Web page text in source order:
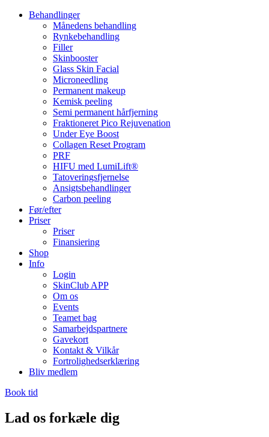
Behandlinger
Månedens behandling
Rynkebehandling
Filler
Skinbooster
Glass Skin Facial
Microneedling
Permanent makeup
Kemisk peeling
Semi permanent hårfjerning
Fraktioneret Pico Rejuvenation
Under Eye Boost
Collagen Reset Program
PRF
HIFU med LumiLift®
Tatoveringsfjernelse
Ansigtsbehandlinger
Carbon peeling
Før/efter
Priser
Priser
Finansiering
Shop
Info
Login
SkinClub APP
Om os
Events
Teamet bag
Samarbejdspartnere
Gavekort
Kontakt & Vilkår
Fortrolighedserklæring
Bliv medlem
Book tid
Lad os forkæle dig